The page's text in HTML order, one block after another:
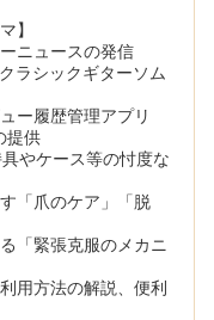
】
ニュースの発信
ラシックギターソム
ー履歴管理アプリ
提供
やケース等の忖度な
「爪のケア」「脱
「緊張克服のメカニ
用方法の解説、便利